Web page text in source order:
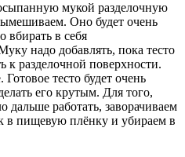
мукой разделочную
Оно будет очень
вбирать в себя
надо добавлять, пока тесто
к разделочной поверхности.
тесто будет очень
его крутым. Для того,
работать, заворачиваем
пищевую плёнку и убираем в